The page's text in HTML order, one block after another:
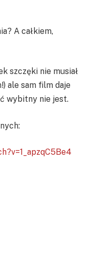
A całkiem,
szczęki nie musiał
ale sam film daje
wybitny nie jest.